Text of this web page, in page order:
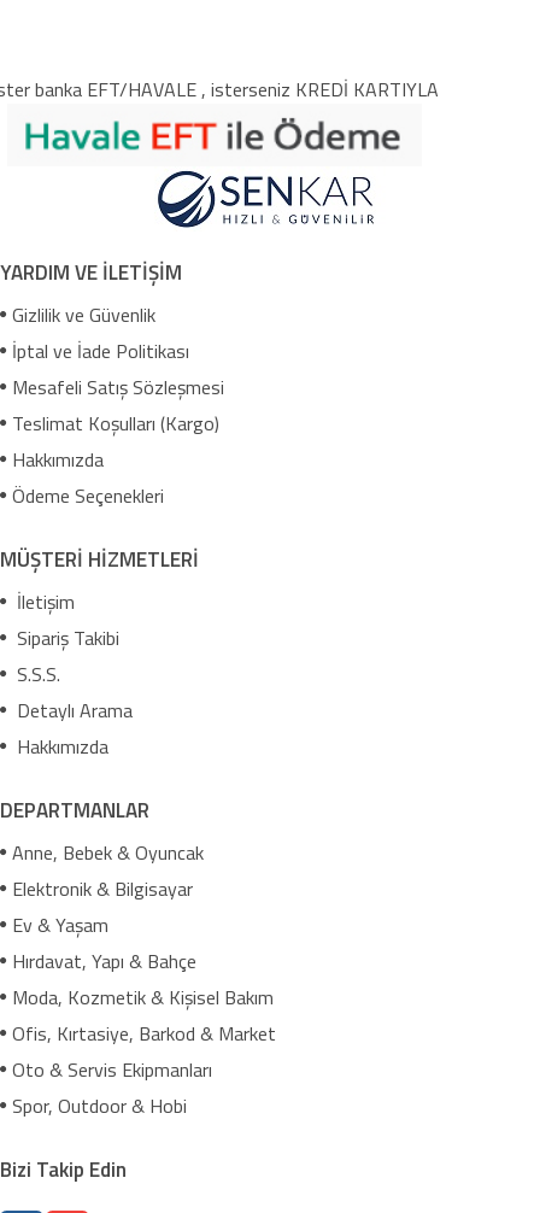
banka EFT/HAVALE , isterseniz KREDİ KARTIYLA
YARDIM VE İLETİŞİM
Gizlilik ve Güvenlik
İptal ve İade Politikası
Mesafeli Satış Sözleşmesi
Teslimat Koşulları (Kargo)
Hakkımızda
Ödeme Seçenekleri
MÜŞTERİ HİZMETLERİ
İletişim
Sipariş Takibi
S.S.S.
Detaylı Arama
Hakkımızda
DEPARTMANLAR
Anne, Bebek & Oyuncak
Elektronik & Bilgisayar
Ev & Yaşam
Hırdavat, Yapı & Bahçe
Moda, Kozmetik & Kişisel Bakım
Ofis, Kırtasiye, Barkod & Market
Oto & Servis Ekipmanları
Spor, Outdoor & Hobi
Bizi Takip Edin